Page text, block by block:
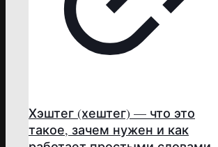
Хэштег (хештег) — что это
такое, зачем нужен и как